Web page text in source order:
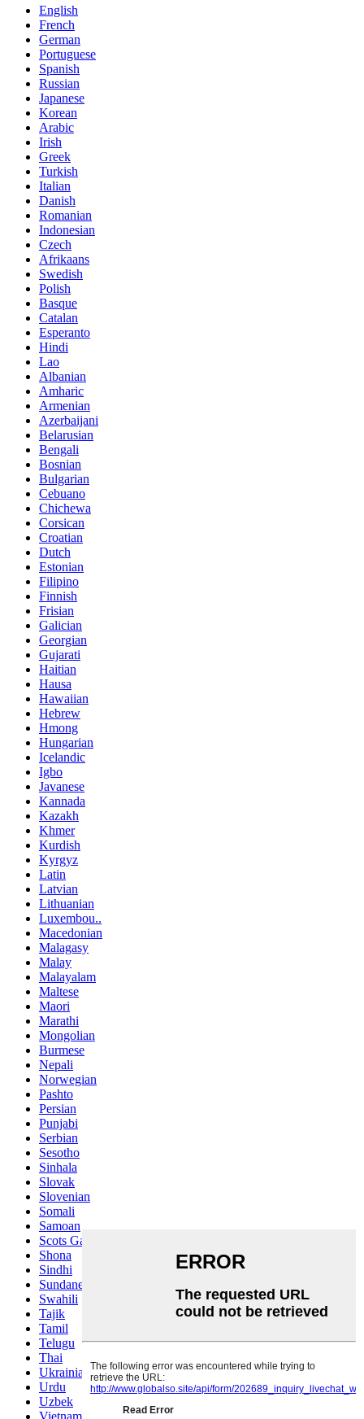
English
French
German
Portuguese
Spanish
Russian
Japanese
Korean
Arabic
Irish
Greek
Turkish
Italian
Danish
Romanian
Indonesian
Czech
Afrikaans
Swedish
Polish
Basque
Catalan
Esperanto
Hindi
Lao
Albanian
Amharic
Armenian
Azerbaijani
Belarusian
Bengali
Bosnian
Bulgarian
Cebuano
Chichewa
Corsican
Croatian
Dutch
Estonian
Filipino
Finnish
Frisian
Galician
Georgian
Gujarati
Haitian
Hausa
Hawaiian
Hebrew
Hmong
Hungarian
Icelandic
Igbo
Javanese
Kannada
Kazakh
Khmer
Kurdish
Kyrgyz
Latin
Latvian
Lithuanian
Luxembou..
Macedonian
Malagasy
Malay
Malayalam
Maltese
Maori
Marathi
Mongolian
Burmese
Nepali
Norwegian
Pashto
Persian
Punjabi
Serbian
Sesotho
Sinhala
Slovak
Slovenian
Somali
Samoan
Scots Gaelic
Shona
Sindhi
Sundanese
Swahili
Tajik
Tamil
Telugu
Thai
Ukrainian
Urdu
Uzbek